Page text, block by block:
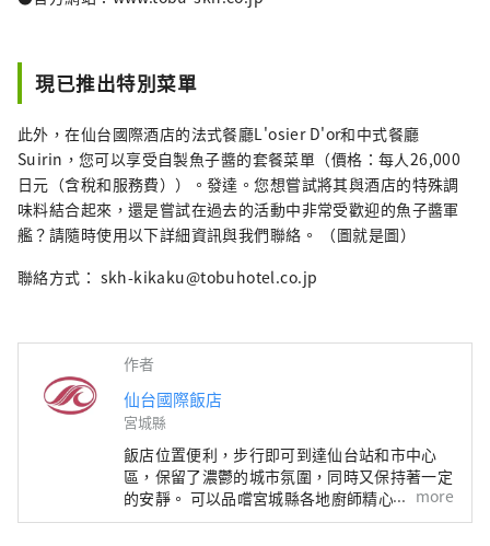
現已推出特別菜單
此外，在仙台國際酒店的法式餐廳L'osier D'or和中式餐廳
Suirin，您可以享受自製魚子醬的套餐菜單（價格：每人26,000
日元（含稅和服務費））。發達。您想嘗試將其與酒店的特殊調
味料結合起來，還是嘗試在過去的活動中非常受歡迎的魚子醬軍
艦？請隨時使用以下詳細資訊與我們聯絡。 （圖就是圖）
聯絡方式： skh-kikaku@tobuhotel.co.jp
作者
仙台國際飯店
宮城縣
飯店位置便利，步行即可到達仙台站和市中心
區，保留了濃鬱的城市氛圍，同時又保持著一定
的安靜。 可以品嚐宮城縣各地廚師精心挑選的
手工製作和食材的自助早餐也很受歡迎。 5樓的
more